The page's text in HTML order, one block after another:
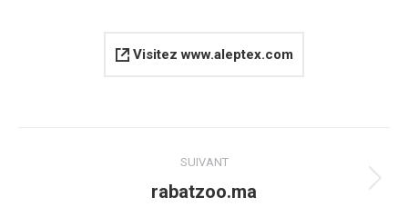
Visitez www.aleptex.com
SUIVANT
Projets
rabatzoo.ma